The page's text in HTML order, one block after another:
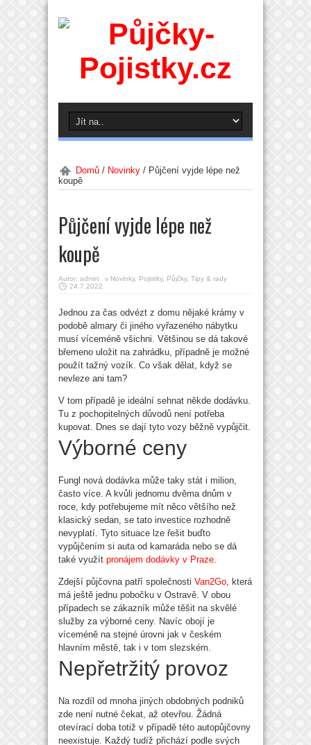
Domů / Novinky / Půjčení vyjde lépe než
koupě
Půjčení vyjde lépe než
koupě
Autor: admin v Novinky, Pojistky, Půjčky, Tipy & rady
24.7.2022
Jednou za čas odvézt z domu nějaké krámy v
podobě almary či jiného vyřazeného nábytku
musí víceméně všichni. Většinou se dá takové
břemeno uložit na zahrádku, případně je možné
použít tažný vozík. Co však dělat, když se
nevleze ani tam?
V tom případě je ideální sehnat někde dodávku.
Tu z pochopitelných důvodů není potřeba
kupovat. Dnes se dají tyto vozy běžně vypůjčit.
Výborné ceny
Fungl nová dodávka může taky stát i milion,
často více. A kvůli jednomu dvěma dnům v
roce, kdy potřebujeme mít něco většího než
klasický sedan, se tato investice rozhodně
nevyplatí. Tyto situace lze řešit buďto
vypůjčením si auta od kamaráda nebo se dá
také využít pronájem dodávky v Praze
Zdejší půjčovna patří společnosti Van2Go , která
má ještě jednu pobočku v Ostravě. V obou
případech se zákazník může těšit na skvělé
služby za výborné ceny. Navíc obojí je
víceméně na stejné úrovni jak v českém
hlavním městě, tak i v tom slezském.
Nepřetržitý provoz
Na rozdíl od mnoha jiných obdobných podniků
zde není nutné čekat, až otevřou. Žádná
otevírací doba totiž v případě této autopůjčovny
neexistuje. Každý tudíž přichází podle svých